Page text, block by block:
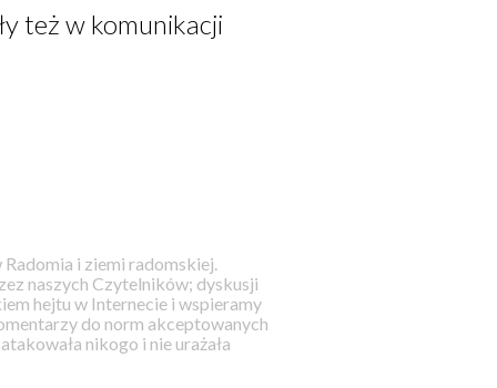
też w komunikacji
i ziemi radomskiej.
naszych Czytelników; dyskusji
hejtu w Internecie i wspieramy
do norm akceptowanych
nikogo i nie urażała